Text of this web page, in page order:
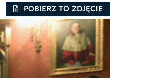
POBIERZ TO ZDJĘCIE